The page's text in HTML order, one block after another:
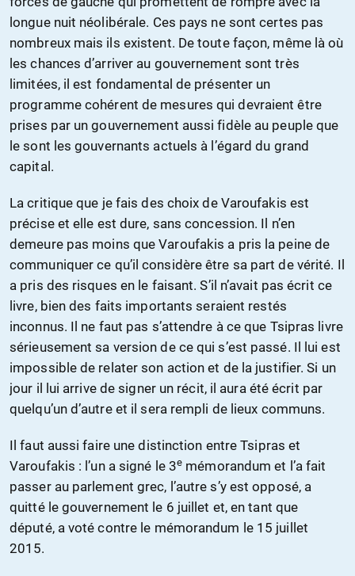
longue nuit néolibérale. Ces pays ne sont certes pas
nombreux mais ils existent. De toute façon, même là où
les chances d’arriver au gouvernement sont très
limitées, il est fondamental de présenter un
programme cohérent de mesures qui devraient être
prises par un gouvernement aussi fidèle au peuple que
le sont les gouvernants actuels à l’égard du grand
capital.
La critique que je fais des choix de Varoufakis est
précise et elle est dure, sans concession. Il n’en
demeure pas moins que Varoufakis a pris la peine de
communiquer ce qu’il considère être sa part de vérité. Il
a pris des risques en le faisant. S’il n’avait pas écrit ce
livre, bien des faits importants seraient restés
inconnus. Il ne faut pas s’attendre à ce que Tsipras livre
sérieusement sa version de ce qui s’est passé. Il lui est
impossible de relater son action et de la justifier. Si un
jour il lui arrive de signer un récit, il aura été écrit par
quelqu’un d’autre et il sera rempli de lieux communs.
Il faut aussi faire une distinction entre Tsipras et
Varoufakis : l’un a signé le 3e mémorandum et l’a fait
passer au parlement grec, l’autre s’y est opposé, a
quitté le gouvernement le 6 juillet et, en tant que
député, a voté contre le mémorandum le 15 juillet
2015.